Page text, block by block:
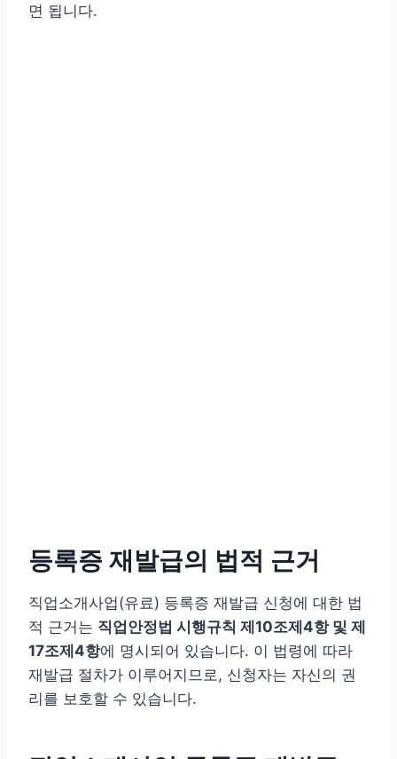
면 됩니다.
등록증 재발급의 법적 근거
직업소개사업(유료) 등록증 재발급 신청에 대한 법
적 근거는 직업안정법 시행규칙 제10조제4항 및 제
17조제4항에 명시되어 있습니다. 이 법령에 따라
재발급 절차가 이루어지므로, 신청자는 자신의 권
리를 보호할 수 있습니다.